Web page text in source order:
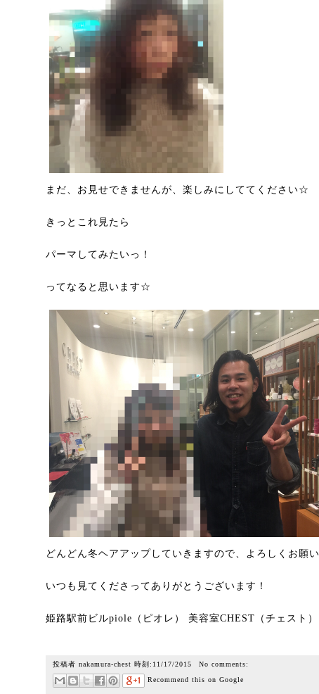
まだ、お見せできませんが、楽しみにしててください☆
きっとこれ見たら
パーマしてみたいっ！
ってなると思います☆
どんどん冬ヘアアップしていきますので、よろしくお願
いつも見てくださってありがとうございます！
姫路駅前ビルpiole（ピオレ） 美容室CHEST（チェスト
投稿者 nakamura-chest 時刻: 11/17/2015 No comments:
Recommend this on Google